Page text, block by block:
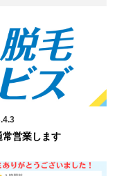
常営業します